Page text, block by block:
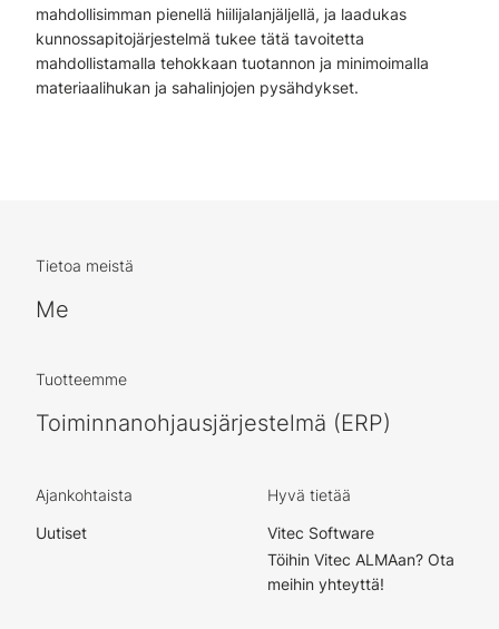
mahdollisimman pienellä hiilijalanjäljellä, ja laadukas
kunnossapitojärjestelmä tukee tätä tavoitetta
mahdollistamalla tehokkaan tuotannon ja minimoimalla
materiaalihukan ja sahalinjojen pysähdykset.
Tietoa meistä
Me
Tuotteemme
Toiminnanohjausjärjestelmä (ERP)
Ajankohtaista
Uutiset
Hyvä tietää
Vitec Software
Töihin Vitec ALMAan? Ota
meihin yhteyttä!